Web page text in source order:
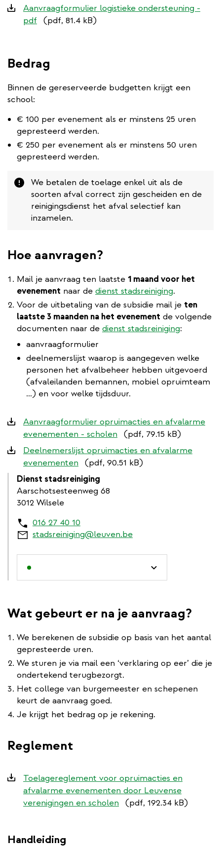
Aanvraagformulier logistieke ondersteuning -
pdf
(pdf, 81.4 kB)
Bedrag
Binnen de gereserveerde budgetten krijgt een
school:
€ 100 per evenement als er minstens 25 uren
gepresteerd werden.
€ 250 per evenement als er minstens 50 uren
gepresteerd werden.
Attention
We betalen de toelage enkel uit als de
soorten afval correct zijn gescheiden en de
reinigingsdienst het afval selectief kan
inzamelen.
Hoe aanvragen?
Mail je aanvraag ten laatste 1 maand voor het
evenement naar de dienst stadsreiniging.
Voor de uitbetaling van de subsidie mail je ten
laatste 3 maanden na het evenement de volgende
documenten naar de dienst stadsreiniging:
aanvraagformulier
deelnemerslijst waarop is aangegeven welke
personen het afvalbeheer hebben uitgevoerd
(afvaleilanden bemannen, mobiel opruimteam
…) en voor welke tijdsduur.
Downloads
Aanvraagformulier opruimacties en afvalarme
evenementen - scholen
(pdf, 79.15 kB)
Deelnemerslijst opruimacties en afvalarme
evenementen
(pdf, 90.51 kB)
Dienst stadsreiniging
Aarschotsesteenweg 68
3012 Wilsele
016 27 40 10
stadsreiniging@leuven.be
Wat gebeurt er na je aanvraag?
We berekenen de subsidie op basis van het aantal
gepresteerde uren.
We sturen je via mail een ‘verklaring op eer’ die je
ondertekend terugbezorgt.
Het college van burgemeester en schepenen
keurt de aanvraag goed.
Je krijgt het bedrag op je rekening.
Reglement
Downloads
Toelagereglement voor opruimacties en
afvalarme evenementen door Leuvense
verenigingen en scholen
(pdf, 192.34 kB)
Handleiding